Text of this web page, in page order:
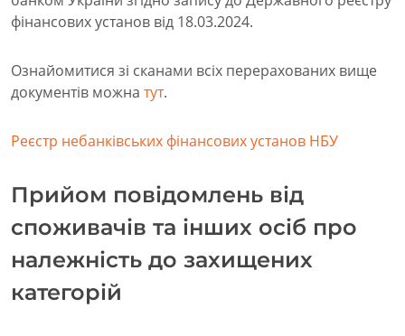
фінансових установ від 18.03.2024.
Ознайомитися зі сканами всіх перерахованих вище
документів можна тут.
Реєстр небанківських фінансових установ НБУ
Прийом повідомлень від
споживачів та інших осіб про
належність до захищених
категорій